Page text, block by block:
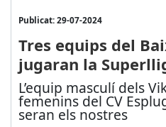
Publicat: 29-07-2024
Tres equips del
jugaran la
L’equip masculí dels
femenins del CV
seran els nostres